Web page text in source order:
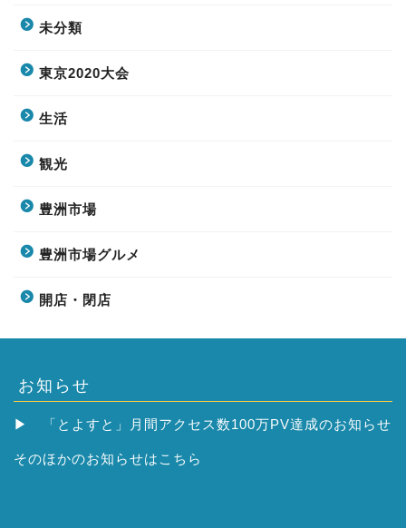
未分類
東京2020大会
生活
観光
豊洲市場
豊洲市場グルメ
開店・閉店
お知らせ
▶ 「とよすと」月間アクセス数100万PV達成のお知らせ
そのほかのお知らせはこちら